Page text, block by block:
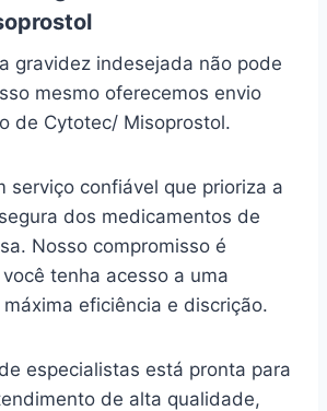
gravidez indesejada não pode
mesmo oferecemos envio
de Cytotec/ Misoprostol.
serviço confiável que prioriza a
dos medicamentos de
Nosso compromisso é
tenha acesso a uma
eficiência e discrição.
especialistas está pronta para
de alta qualidade,